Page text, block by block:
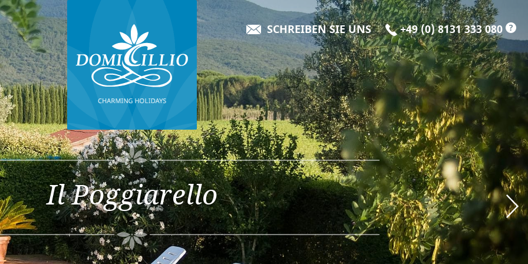
SCHREIBEN SIE UNS +49 (0) 8131 333 080
?
Il Poggiarello